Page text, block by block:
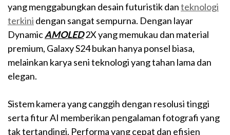
yang menggabungkan desain futuristik danteknologi
terkini dengan sangat sempurna. Dengan layar
DynamicAMOLED2X yang memukau dan material
premium, Galaxy S24 bukan hanya ponsel biasa,
melainkan karya seni teknologi yang tahan lama dan
elegan.
Sistem kamera yang canggih dengan resolusi tinggi
serta fitur AI memberikan pengalaman fotografi yang
tak tertandingi. Performa yang cepat dan efisien